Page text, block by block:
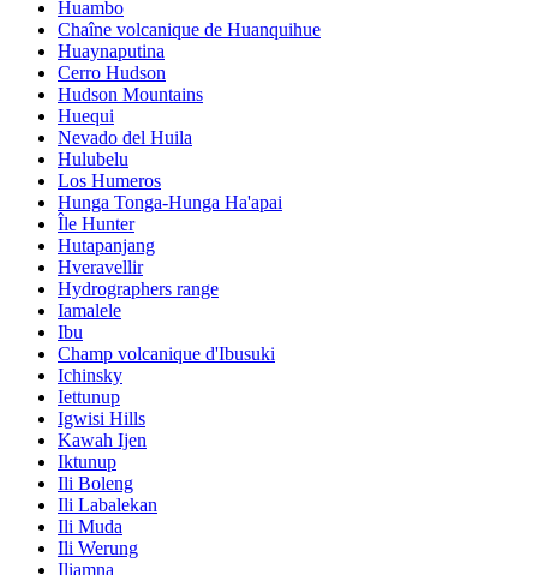
Huambo
Chaîne volcanique de Huanquihue
Huaynaputina
Cerro Hudson
Hudson Mountains
Huequi
Nevado del Huila
Hulubelu
Los Humeros
Hunga Tonga-Hunga Ha'apai
Île Hunter
Hutapanjang
Hveravellir
Hydrographers range
Iamalele
Ibu
Champ volcanique d'Ibusuki
Ichinsky
Iettunup
Igwisi Hills
Kawah Ijen
Iktunup
Ili Boleng
Ili Labalekan
Ili Muda
Ili Werung
Iliamna